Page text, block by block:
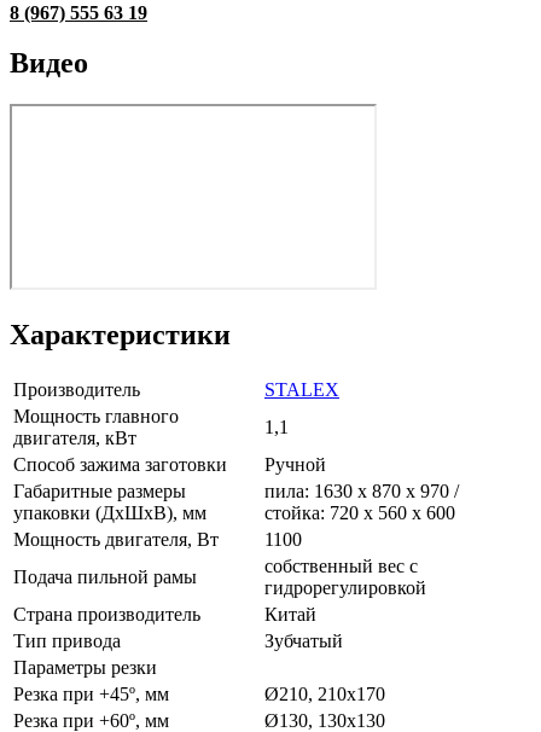
8 (967) 555 63 19
Видео
Характеристики
Производитель
STALEX
Мощность главного
двигателя, кВт
1,1
Способ зажима заготовки
Ручной
Габаритные размеры
упаковки (ДхШхВ), мм
пила: 1630 х 870 х 970 /
стойка: 720 х 560 х 600
Мощность двигателя, Вт
1100
Подача пильной рамы
собственный вес с
гидрорегулировкой
Страна производитель
Китай
Тип привода
Зубчатый
Параметры резки
Резка при +45º, мм
Ø210, 210x170
Резка при +60º, мм
Ø130, 130x130